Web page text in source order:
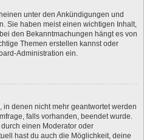
unter den Ankündigungen und
Sie haben meist einen wichtigen Inhalt,
den Bekanntmachungen hängt es von
Themen erstellen kannst oder
Administration ein.
denen nicht mehr geantwortet werden
falls vorhanden, beendet wurde.
einen Moderator oder
hast du auch die Möglichkeit, deine